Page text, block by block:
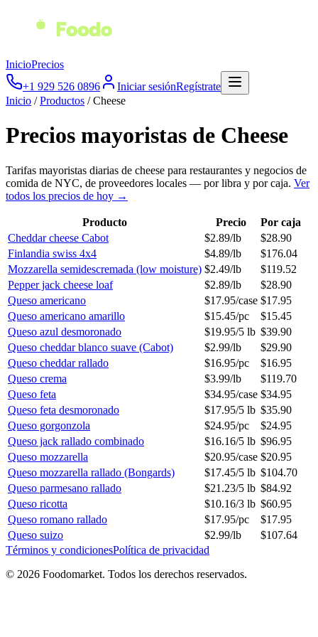
InicioPrecios
+1 929 526 0896
Iniciar sesiónRegístrate
Inicio /Productos /Cheese
Precios mayoristas de Cheese
Tarifas mayoristas diarias de cheese para restaurantes y negocios de
comida de NYC, de proveedores locales — por libra y por caja. Ver
todos los precios de hoy →
Producto Precio
Por caja
Cheddar cheese Cabot
$2.89/lb $28.90
Finlandia swiss 4x4
$4.89/lb $176.04
Mozzarella semidescremada (low moisture) $2.49/lb $119.52
Pepper jack cheese loaf
$2.89/lb $28.90
Queso americano
$17.95/case $17.95
Queso americano amarillo
$15.45/pc $15.45
Queso azul desmoronado
$19.95/5 lb $39.90
Queso cheddar blanco suave (Cabot)
$2.99/lb $29.90
Queso cheddar rallado
$16.95/pc $16.95
Queso crema
$3.99/lb $119.70
Queso feta
$34.95/case $34.95
Queso feta desmoronado
$17.95/5 lb $35.90
Queso gorgonzola
$24.95/pc $24.95
Queso jack rallado combinado
$16.16/5 lb $96.95
Queso mozzarella
$20.95/case $20.95
Queso mozzarella rallado (Bongards)
$17.45/5 lb $104.70
Queso parmesano rallado
$21.23/5 lb $84.92
Queso ricotta
$10.16/3 lb $60.95
Queso romano rallado
$17.95/pc $17.95
Queso suizo
$2.99/lb $107.64
Términos y condicionesPolítica de privacidad
© 2026 Foodomarket. Todos los derechos reservados.